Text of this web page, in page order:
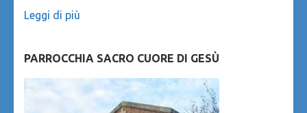
Leggi di più
PARROCCHIA SACRO CUORE DI GESÙ